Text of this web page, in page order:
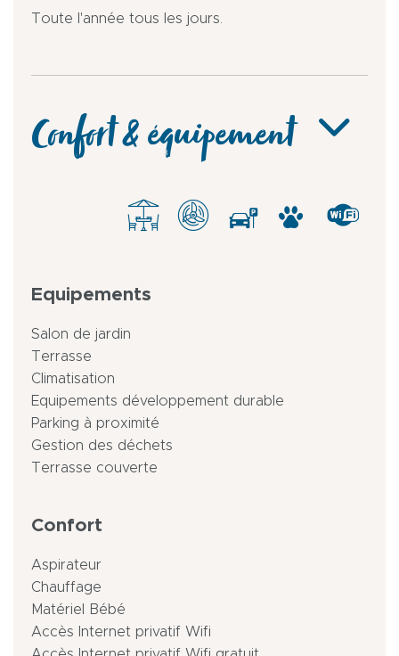
Toute l'année tous les jours.
Confort & équipement
Equipements
Salon de jardin
Terrasse
Climatisation
Equipements développement durable
Parking à proximité
Gestion des déchets
Terrasse couverte
Confort
Aspirateur
Chauffage
Matériel Bébé
Accès Internet privatif Wifi